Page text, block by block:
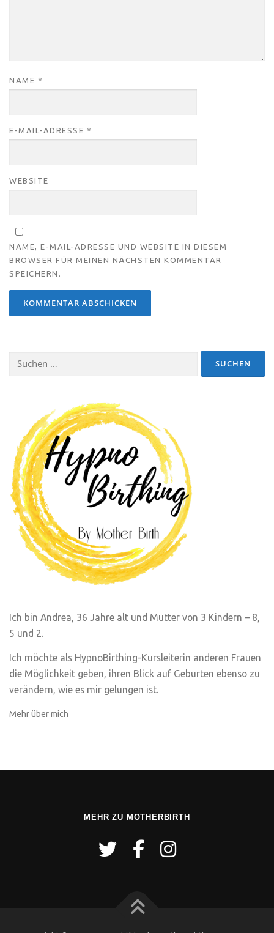
NAME *
E-MAIL-ADRESSE *
WEBSITE
NAME, E-MAIL-ADRESSE UND WEBSITE IN DIESEM
BROWSER FÜR MEINEN NÄCHSTEN KOMMENTAR
SPEICHERN.
Suchen
Ich bin Andrea, 36 Jahre alt und Mutter von 3 Kindern – 8,
5 und 2.
Ich möchte als HypnoBirthing-Kursleiterin anderen Frauen
die Möglichkeit geben, ihren Blick auf Geburten ebenso zu
verändern, wie es mir gelungen ist.
Mehr über mich
MEHR ZU MOTHERBIRTH